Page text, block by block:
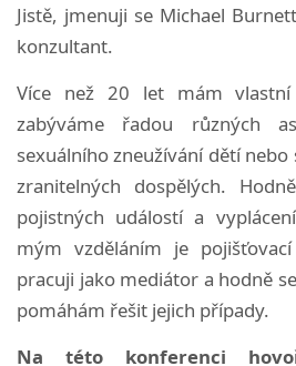
Jistě, jmenuji se Michael
konzultant.
Více než 20 let mám
zabýváme řadou různých
sexuálního zneužívání dětí
zranitelných dospělých.
pojistných událostí a
mým vzděláním je
pracuji jako mediátor a hodně
pomáhám řešit jejich případy.
Na této konferenci